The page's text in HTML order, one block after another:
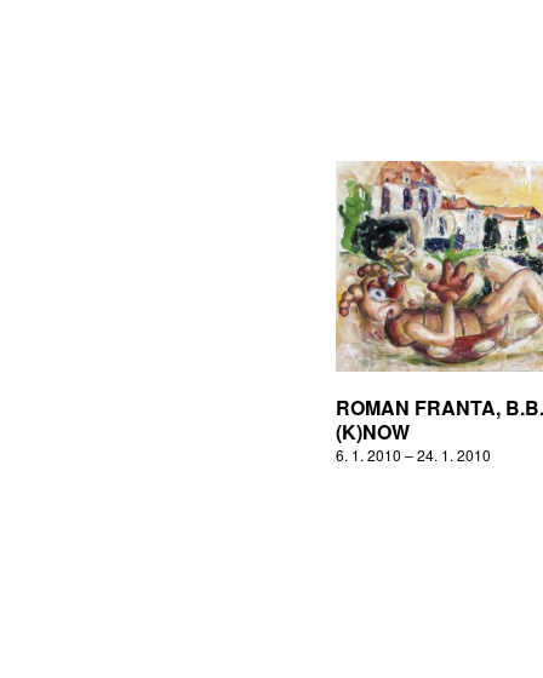
ROMAN FRANTA, B.B.
(K)NOW
6. 1. 2010 – 24. 1. 2010